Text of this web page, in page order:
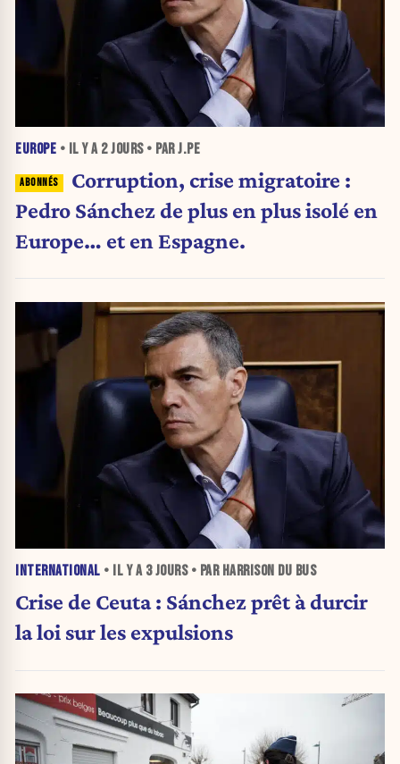
EUROPE • IL Y A 2 JOURS• PAR J.PE
Corruption, crise migratoire :
Pedro Sánchez de plus en plus isolé en
Europe… et en Espagne.
INTERNATIONAL • IL Y A 3 JOURS• PAR HARRISON DU BUS
Crise de Ceuta : Sánchez prêt à durcir
la loi sur les expulsions